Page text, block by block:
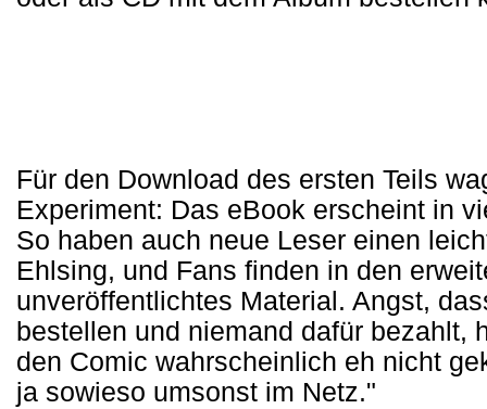
Für den Download des ersten Teils
Experiment: Das eBook erscheint in
So haben auch neue Leser einen
Ehlsing, und Fans finden in den
unveröffentlichtes Material. Angst,
bestellen und niemand dafür bezahlt,
den Comic wahrscheinlich eh nicht
ja sowieso umsonst im Netz."